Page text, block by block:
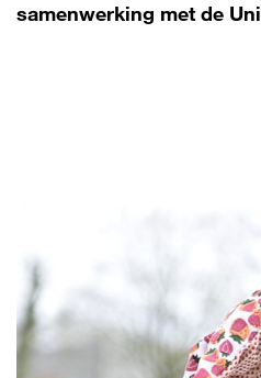
samenwerking met de